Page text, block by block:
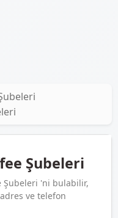
Şubeleri
Şubeleri 'ni bulabilir,
ve telefon